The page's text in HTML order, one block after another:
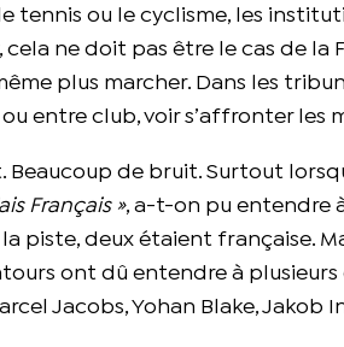
tennis ou le cyclisme, les
cela ne doit pas être le cas de
plus marcher. Dans les
entre club, voir s’affronter les
de bruit. Surtout
Français », a-t-on pu entendre
piste, deux étaient française.
ont dû entendre à plusieurs
Jacobs, Yohan Blake, Jakob